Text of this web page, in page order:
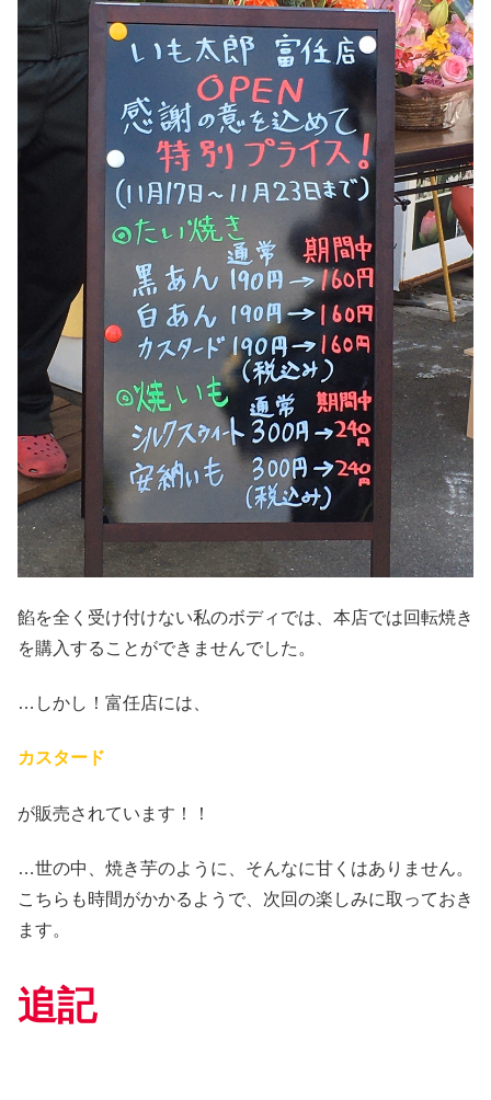
餡を全く受け付けない私のボディでは、本店では回転焼き
を購入することができませんでした。
…しかし！富任店には、
カスタード
が販売されています！！
…世の中、焼き芋のように、そんなに甘くはありません。
こちらも時間がかかるようで、次回の楽しみに取っておき
ます。
追記